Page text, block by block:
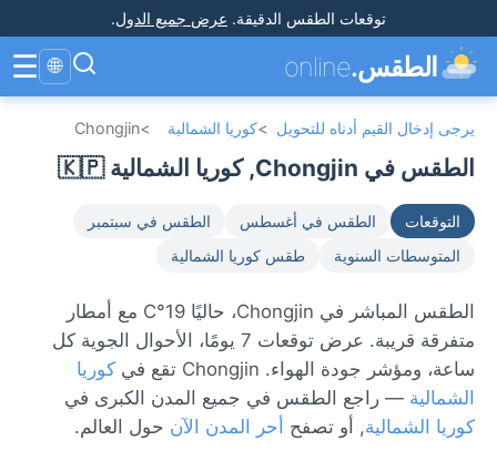
توقعات الطقس الدقيقة. عرض جميع الدول.
الطقس.online
🌐
☰
يرجى إدخال القيم أدناه للتحويل >كوريا الشمالية >
Chongjin
الطقس في Chongjin, كوريا الشمالية 🇰🇵
التوقعات الطقس في أغسطس
الطقس في سبتمبر
المتوسطات السنوية
طقس كوريا الشمالية
الطقس المباشر في Chongjin، حاليًا 19°C مع أمطار
متفرقة قريبة. عرض توقعات 7 يومًا، الأحوال الجوية كل
ساعة، ومؤشر جودة الهواء. Chongjin تقع في
كوريا
الشمالية — راجع الطقس في جميع المدن الكبرى في
كوريا الشمالية, أو تصفح أحر المدن الآن حول العالم.